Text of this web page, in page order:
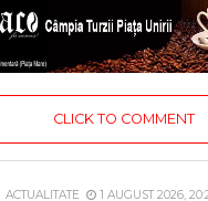
CLICK TO COMMENT
ACTUALITATE 1 AUGUST 2026,